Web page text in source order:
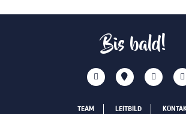
Bis bald!
TEAM LEITBILD